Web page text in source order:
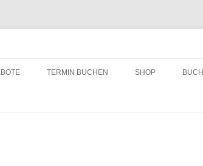
Inhalt
TERMIN BUCHEN SHOP BUCH